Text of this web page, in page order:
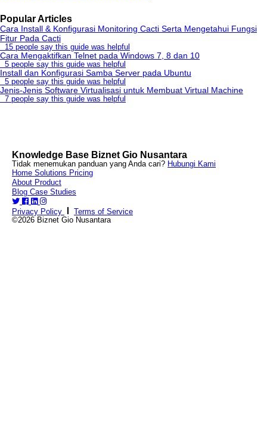
Popular Articles
Cara Install & Konfigurasi Monitoring Cacti Serta Mengetahui Fungsi
Fitur Pada Cacti
15 people say this guide was helpful
Cara Mengaktifkan Telnet pada Windows 7, 8 dan 10
5 people say this guide was helpful
Install dan Konfigurasi Samba Server pada Ubuntu
5 people say this guide was helpful
Jenis-Jenis Software Virtualisasi untuk Membuat Virtual Machine
7 people say this guide was helpful
Knowledge Base Biznet Gio Nusantara
Tidak menemukan panduan yang Anda cari? Hubungi Kami
Home Solutions Pricing
About Product
Blog Case Studies
Privacy Policy
Terms of Service
©2026 Biznet Gio Nusantara